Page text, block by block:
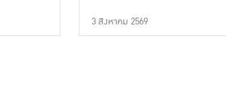
3 สิงหาคม 2569